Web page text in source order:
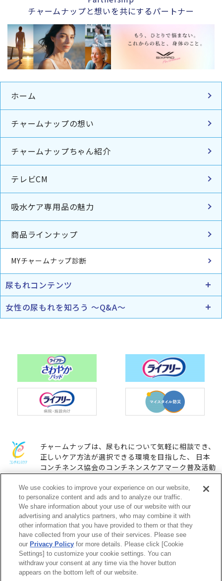
チャームナップと想いを共にするパートナー
ホーム
チャームナップの想い
チャームナップちゃん紹介
テレビCM
吸水ケア専用品の魅力
商品ラインナップ
MYチャームナップ診断
尿もれコンテンツ
女性の尿もれを知ろう ～Q&A～
チャームナップは、尿もれについて気軽に相談でき、
正しいケア方法が選択できる環境を目指した、 日本
コンチネンス協会のコンチネンスケアマーク普及活動
に参加しています。
ユニ・チャームHOME お問い合わせ
ウェブサイト利用規約 プライバシーポリシー
公式アカウント コミュニティガ
イドライン
障がいの表記について
We use cookies to improve your experience on our website,
to personalize content and ads and to analyze our traffic.
We share information about your use of our website with our
advertising and analytics partners, who may combine it with
other information that you have provided to them or that they
have collected from your use of their services. Please see
our Privacy Policy for more details. Please click [Cookie
Settings] to customize your cookie settings. You can
withdraw your consent at any time via the hover button
appears on the bottom left of our website.